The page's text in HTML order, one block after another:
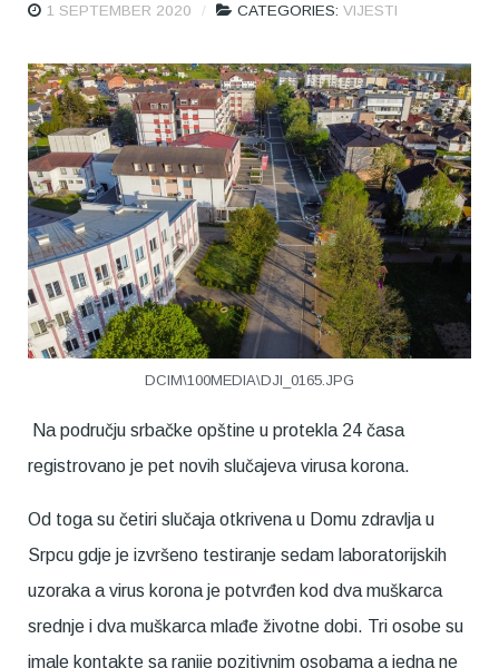
1 SEPTEMBER 2020 CATEGORIES: VIJESTI
DCIM\100MEDIA\DJI_0165.JPG
Na području srbačke opštine u protekla 24 časa
registrovano je pet novih slučajeva virusa korona.
Od toga su četiri slučaja otkrivena u Domu zdravlja u
Srpcu gdje je izvršeno testiranje sedam laboratorijskih
uzoraka a virus korona je potvrđen kod dva muškarca
srednje i dva muškarca mlađe životne dobi. Tri osobe su
imale kontakte sa ranije pozitivnim osobama a jedna ne